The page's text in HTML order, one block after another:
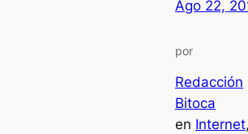
Ago 22,
por
Redacción
Bitoca
en Internet